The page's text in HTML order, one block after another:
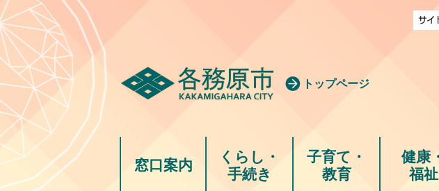
トップページ
サイ
窓口案内
くらし・
手続き
子育て・
教育
健康
福祉